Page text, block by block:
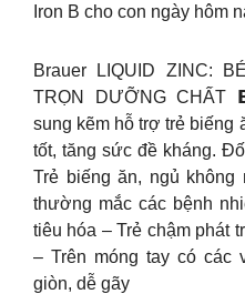
Iron B cho con ngày hôm
Brauer LIQUID ZINC:
TRỌN DƯỠNG CHẤT
sung kẽm hỗ trợ trẻ biếng
tốt, tăng sức đề kháng.
Trẻ biếng ăn, ngủ không
thường mắc các bệnh
tiêu hóa – Trẻ chậm phát
– Trên móng tay có các
giòn, dễ gãy